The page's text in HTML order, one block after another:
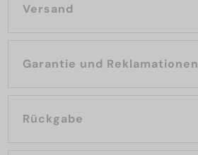
Versand
Garantie und Reklamationen
Rückgabe